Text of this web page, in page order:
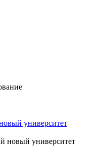
университет